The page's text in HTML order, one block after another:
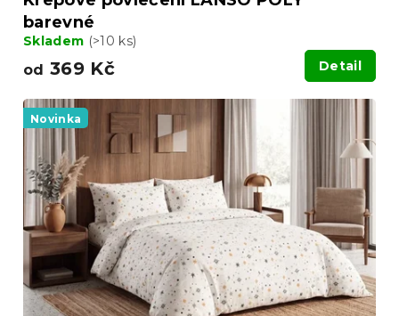
barevné
Skladem (>10 ks)
od 369 Kč Detail
Novinka